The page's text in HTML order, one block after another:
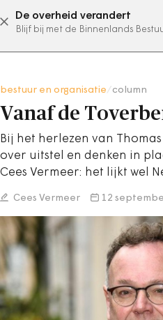
De overheid verandert
Blijf bij met de Binnenlands
abonneer
bestuur en organisatie column
Vanaf de
Bij het herlezen van
over uitstel en denken in
Cees Vermeer: het lijkt wel
Cees Vermeer 12